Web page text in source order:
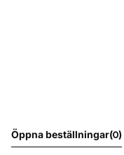
Öppna beställningar(0)